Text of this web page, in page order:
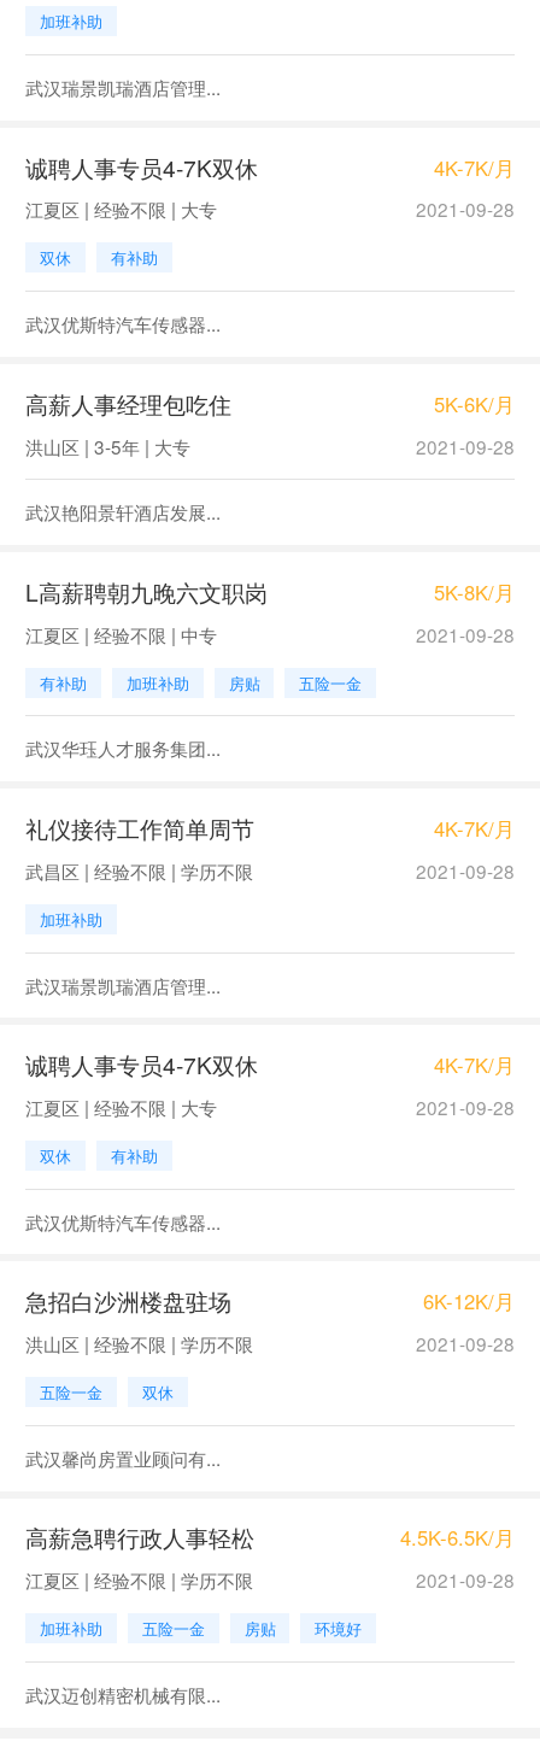
加班补助
武汉瑞景凯瑞酒店管理...
诚聘人事专员4-7K双休 4K-7K/月
江夏区 | 经验不限 | 大专 2021-09-28
双休 有补助
武汉优斯特汽车传感器...
高薪人事经理包吃住 5K-6K/月
洪山区 | 3-5年 | 大专 2021-09-28
武汉艳阳景轩酒店发展...
L高薪聘朝九晚六文职岗 5K-8K/月
江夏区 | 经验不限 | 中专 2021-09-28
有补助 加班补助 房贴 五险一金
武汉华珏人才服务集团...
礼仪接待工作简单周节 4K-7K/月
武昌区 | 经验不限 | 学历不限 2021-09-28
加班补助
武汉瑞景凯瑞酒店管理...
诚聘人事专员4-7K双休 4K-7K/月
江夏区 | 经验不限 | 大专 2021-09-28
双休 有补助
武汉优斯特汽车传感器...
急招白沙洲楼盘驻场 6K-12K/月
洪山区 | 经验不限 | 学历不限 2021-09-28
五险一金 双休
武汉馨尚房置业顾问有...
高薪急聘行政人事轻松 4.5K-6.5K/月
江夏区 | 经验不限 | 学历不限 2021-09-28
加班补助 五险一金 房贴 环境好
武汉迈创精密机械有限...